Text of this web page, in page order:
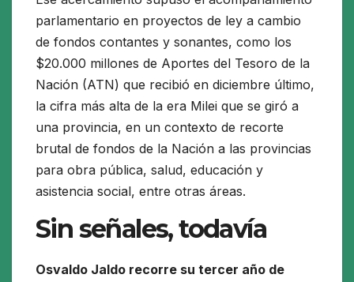
parlamentario en proyectos de ley a cambio
de fondos contantes y sonantes, como los
$20.000 millones de Aportes del Tesoro de la
Nación (ATN) que recibió en diciembre último,
la cifra más alta de la era Milei que se giró a
una provincia, en un contexto de recorte
brutal de fondos de la Nación a las provincias
para obra pública, salud, educación y
asistencia social, entre otras áreas.
Sin señales, todavía
Osvaldo Jaldo recorre su tercer año de